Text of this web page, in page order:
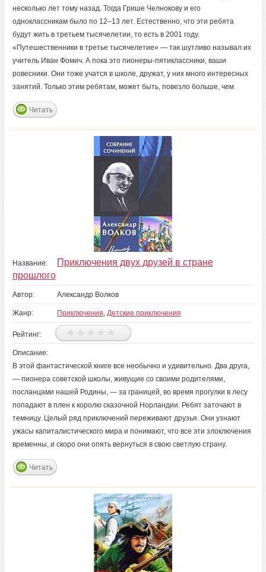
несколько лет тому назад. Тогда Грише Челнокову и его
одноклассникам было по 12–13 лет. Естественно, что эти ребята
будут жить в третьем тысячелетии, то есть в 2001 году.
«Путешественники в третье тысячелетие» — так шутливо называл их
учитель Иван Фомич. А пока это пионеры-пятиклассники, ваши
ровесники. Они тоже учатся в школе, дружат, у них много интересных
занятий. Только этим ребятам, может быть, повезло больше, чем
Читать
Название:
Приключения двух друзей в стране
прошлого
Автор: Александр Волков
Жанр: Приключения, Детские приключения
Рейтинг:
Описание:
В этой фантастической книге все необычно и удивительно. Два друга,
— пионера советской школы, живущие со своими родителями,
посланцами нашей Родины, — за границей, во время прогулки в лесу
попадают в плен к королю сказочной Норландии. Ребят заточают в
темницу. Целый ряд приключений переживают друзья. Они узнают
ужасы капиталистического мира и понимают, что все эти злоключения
временны, и скоро они опять вернуться в свою светлую страну.
Читать